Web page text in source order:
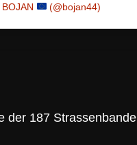
(@bojan44)
der 187 Strassenbande